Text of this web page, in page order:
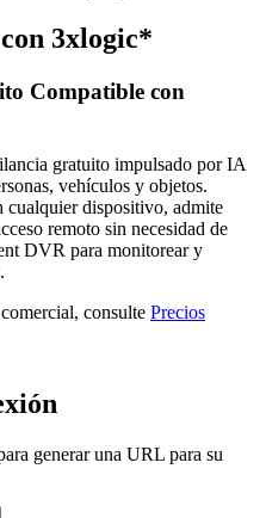
3xlogic*
Compatible con
gratuito impulsado por IA
vehículos y objetos.
cualquier dispositivo, admite
remoto sin necesidad de
DVR para monitorear y
consulte Precios
generar una URL para su